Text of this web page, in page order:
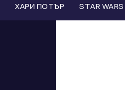
ХАРИ ПОТЪР STAR WARS